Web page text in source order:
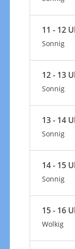
11 - 12
Sonnig
12 - 13
Sonnig
13 - 14
Sonnig
14 - 15
Sonnig
15 - 16
Wolkig